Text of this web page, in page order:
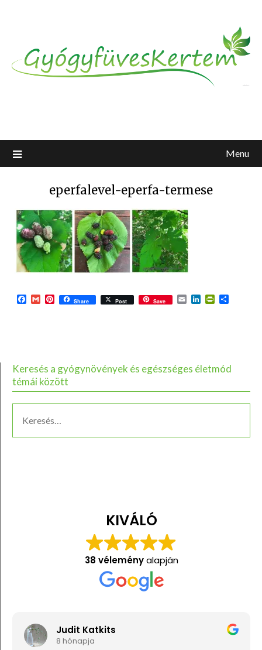
Menu
eperfalevel-eperfa-termese
Facebook
GmailPinterest
Share Post Save EmailLinkedIn
Keresés a gyógynövények és egészséges életmód
témái között
KIVÁLÓ
38 véleményalapján
Judit Katkits
8 hónapja